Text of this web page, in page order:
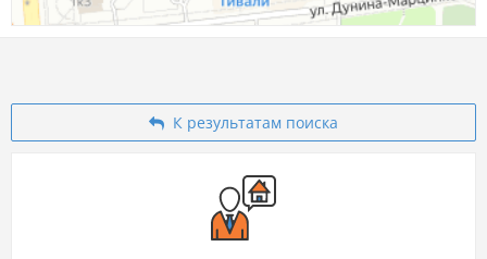
К результатам поиска